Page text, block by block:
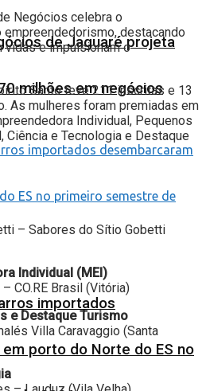
de Jaguaré projeta
milhões em negócios
importados
porto do Norte do ES no
Negócios celebra o
destacando
vidas e impulsionam o
Santo teve 211 inscritas e 13
As mulheres foram premiadas em
Individual, Pequenos
Ciência e Tecnologia e Destaque
– Sabores do Sítio Gobetti
Individual (MEI)
CO.RE Brasil (Vitória)
e Destaque Turismo
Villa Caravaggio (Santa